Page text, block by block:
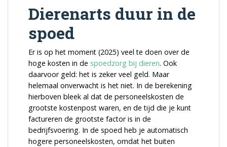
Dierenarts duur in de
spoed
Er is op het moment (2025) veel te doen over de
hoge kosten in de spoedzorg bij dieren. Ook
daarvoor geld: het is zeker veel geld. Maar
helemaal onverwacht is het niet. In de berekening
hierboven bleek al dat de personeelskosten de
grootste kostenpost waren, en de tijd die je kunt
factureren de grootste factor is in de
bedrijfsvoering. In de spoed heb je automatisch
hogere personeelskosten, omdat het buiten